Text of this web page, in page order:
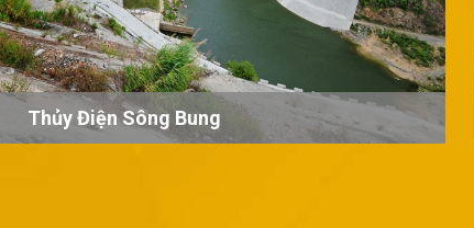
Thủy Điện Sông Bung